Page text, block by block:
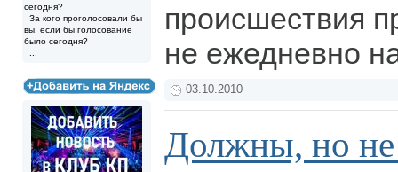
сегодня?
За кого проголосовали бы
вы, если бы голосование
было сегодня?
происшествия
не ежедневно
03.10.2010
Должны, но не